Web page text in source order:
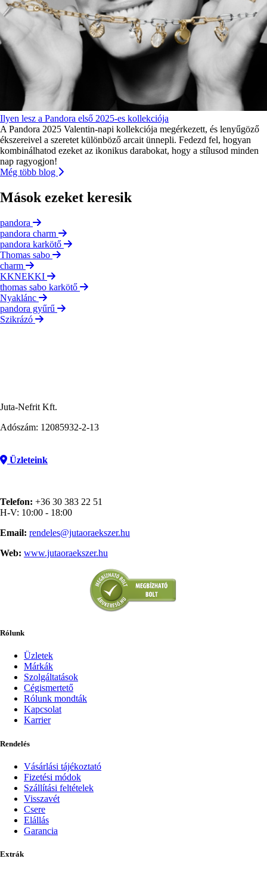
Ilyen lesz a Pandora első 2025-es kollekciója
A Pandora 2025 Valentin-napi kollekciója megérkezett, és lenyűgöző
ékszereivel a szeretet különböző arcait ünnepli. Fedezd fel, hogyan
kombinálhatod ezeket az ikonikus darabokat, hogy a stílusod minden
nap ragyogjon!
Még több blog
Mások ezeket keresik
pandora
pandora charm
pandora karkötő
Thomas sabo
charm
KKNEKKI
thomas sabo karkötő
Nyaklánc
pandora gyűrű
Szikrázó
Juta-Nefrit Kft.
Adószám: 12085932-2-13
Üzleteink
Telefon: +36 30 383 22 51
H-V: 10:00 - 18:00
Email: rendeles@jutaoraekszer.hu
Web: www.jutaoraekszer.hu
Rólunk
Üzletek
Márkák
Szolgáltatások
Cégismertető
Rólunk mondták
Kapcsolat
Karrier
Rendelés
Vásárlási tájékoztató
Fizetési módok
Szállítási feltételek
Visszavét
Csere
Elállás
Garancia
Extrák